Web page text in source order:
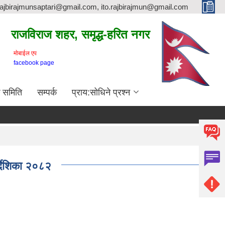
ito.rajbirajmun@gmail.com
राजविराज शहर, समृद्ध-हरित नगर
माेबाईल एप
facebook page
समिति सम्पर्क प्राय:सोधिने प्रश्न
२०८२